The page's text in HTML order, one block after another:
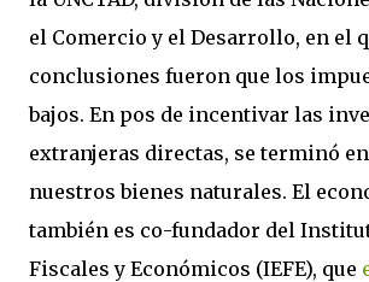
el Comercio y el Desarrollo, en el
conclusiones fueron que los
bajos. En pos de incentivar las
extranjeras directas, se terminó
nuestros bienes naturales. El
también es co-fundador del
Fiscales y Económicos (IEFE), que